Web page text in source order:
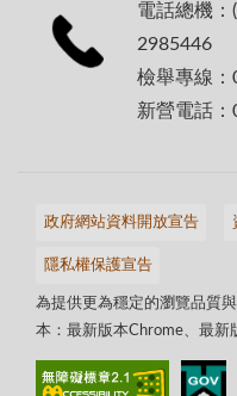
電話總機
2985446
檢舉專線
新營電話
政府網站資料開放宣告
隱私權保護宣告
為提供更為穩定的瀏覽品質
本：最新版本Chrome、最新